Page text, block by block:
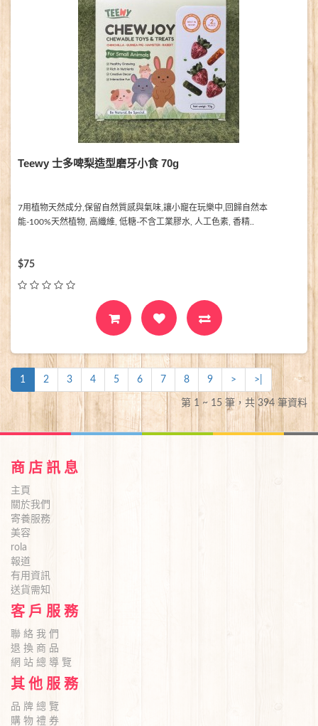
Teewy 士多啤梨造型磨牙小食 70g
7用植物天然成分,保留自然質感與氣味,讓小寵在玩樂中,回歸自然本
能-100%天然植物, 高纖維, 低糖-不含工業膠水, 人工色素, 香精..
$75
1 2 3 4 5 6 7 8 9 > >|
第 1 ~ 15 筆，共 394 筆資料
商 店 訊 息
主頁
關於我們
寄養服務
美容
rola
報道
有用資訊
送貨需知
客 戶 服 務
聯 絡 我 們
退 換 商 品
網 站 總 導 覽
其 他 服 務
品 牌 總 覽
購 物 禮 券